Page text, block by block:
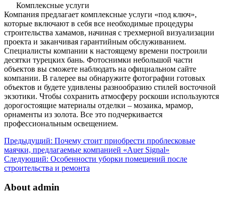
Комплексные услуги
Компания предлагает комплексные услуги «под ключ»,
которые включают в себя все необходимые процедуры
строительства хамамов, начиная с трехмерной визуализации
проекта и заканчивая гарантийным обслуживанием.
Специалисты компании к настоящему времени построили
десятки турецких бань. Фотоснимки небольшой части
объектов вы сможете наблюдать на официальном сайте
компании. В галерее вы обнаружите фотографии готовых
объектов и будете удивлены разнообразию стилей восточной
экзотики. Чтобы сохранить атмосферу роскоши используются
дорогостоящие материалы отделки – мозаика, мрамор,
орнаменты из золота. Все это подчеркивается
профессиональным освещением.
Предыдущий: Почему стоит приобрести проблесковые
маячки, предлагаемые компанией «Auer Signal»
Следующий: Особенности уборки помещений после
строительства и ремонта
About admin